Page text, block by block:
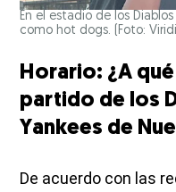
En el estadio de los
como hot dogs. (Foto:
Horario: ¿A
partido de los
Yankees de
De acuerdo con las